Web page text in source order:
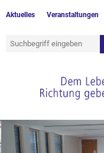
Aktuelles Veranstaltungen